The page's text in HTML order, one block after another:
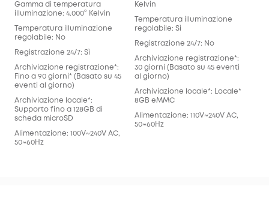
Gamma di temperatura
illuminazione: 4.000° Kelvin
Temperatura illuminazione
regolabile: No
Registrazione 24/7: Sì
Archiviazione registrazione*:
Fino a 90 giorni* (Basato su 45
eventi al giorno)
Archiviazione locale*:
Supporto fino a 128GB di
scheda microSD
Alimentazione: 100V~240V AC,
50~60Hz
Kelvin
Temperatura illuminazione
regolabile: Sì
Registrazione 24/7: No
Archiviazione registrazione*:
30 giorni (Basato su 45 eventi
al giorno)
Archiviazione locale*: Locale*
8GB eMMC
Alimentazione: 110V~240V AC,
50~60Hz